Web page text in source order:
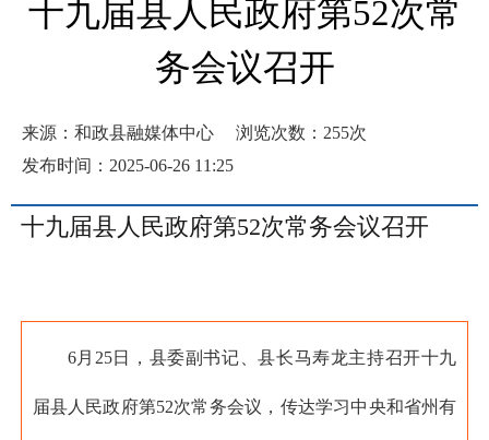
十九届县人民政府第52次常
务会议召开
来源：和政县融媒体中心 浏览次数： 255次
发布时间：2025-06-26 11:25
十九届县人民政府第52次常务会议召开
6月25日，县委副书记、县长马寿龙主持召开十九
届县人民政府第52次常务会议，传达学习中央和省州有